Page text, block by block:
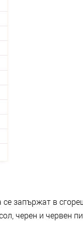
запържат в
черен и червен